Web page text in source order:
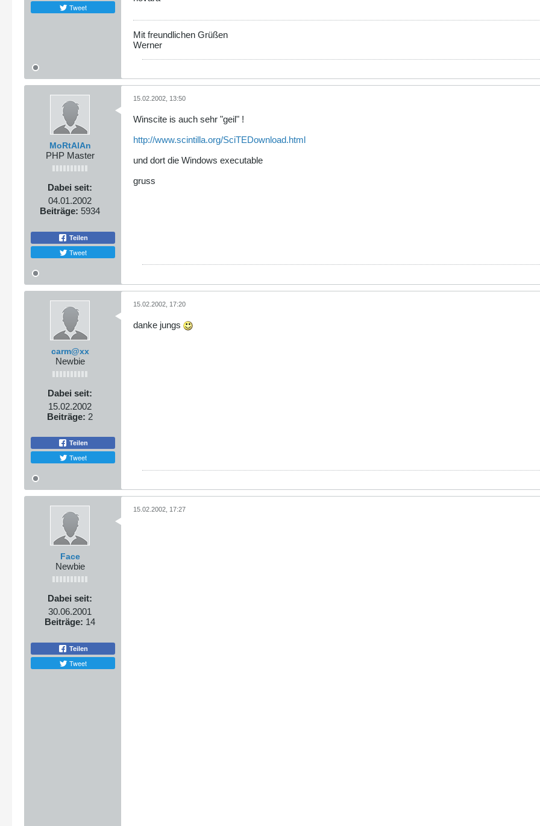
Tweet
Mit freundlichen Grüßen
Werner
MoRtAlAn
PHP Master
Dabei seit:
04.01.2002
Beiträge: 5934
Teilen
Tweet
15.02.2002, 13:50
Winscite is auch sehr "geil" !
http://www.scintilla.org/SciTEDownload.html
und dort die Windows executable
gruss
carm@xx
Newbie
Dabei seit:
15.02.2002
Beiträge: 2
Teilen
Tweet
15.02.2002, 17:20
danke jungs
Face
Newbie
Dabei seit:
30.06.2001
Beiträge: 14
Teilen
Tweet
15.02.2002, 17:27